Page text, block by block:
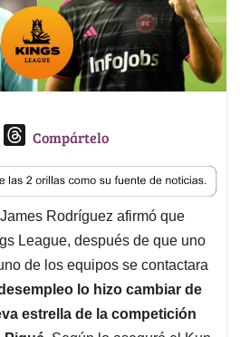
l
T
r
e
a
d
s
Compártelo
Rodríguez afirmó que
League, después de que uno
de los equipos se contactara
lo hizo cambiar de
estrella de la competición